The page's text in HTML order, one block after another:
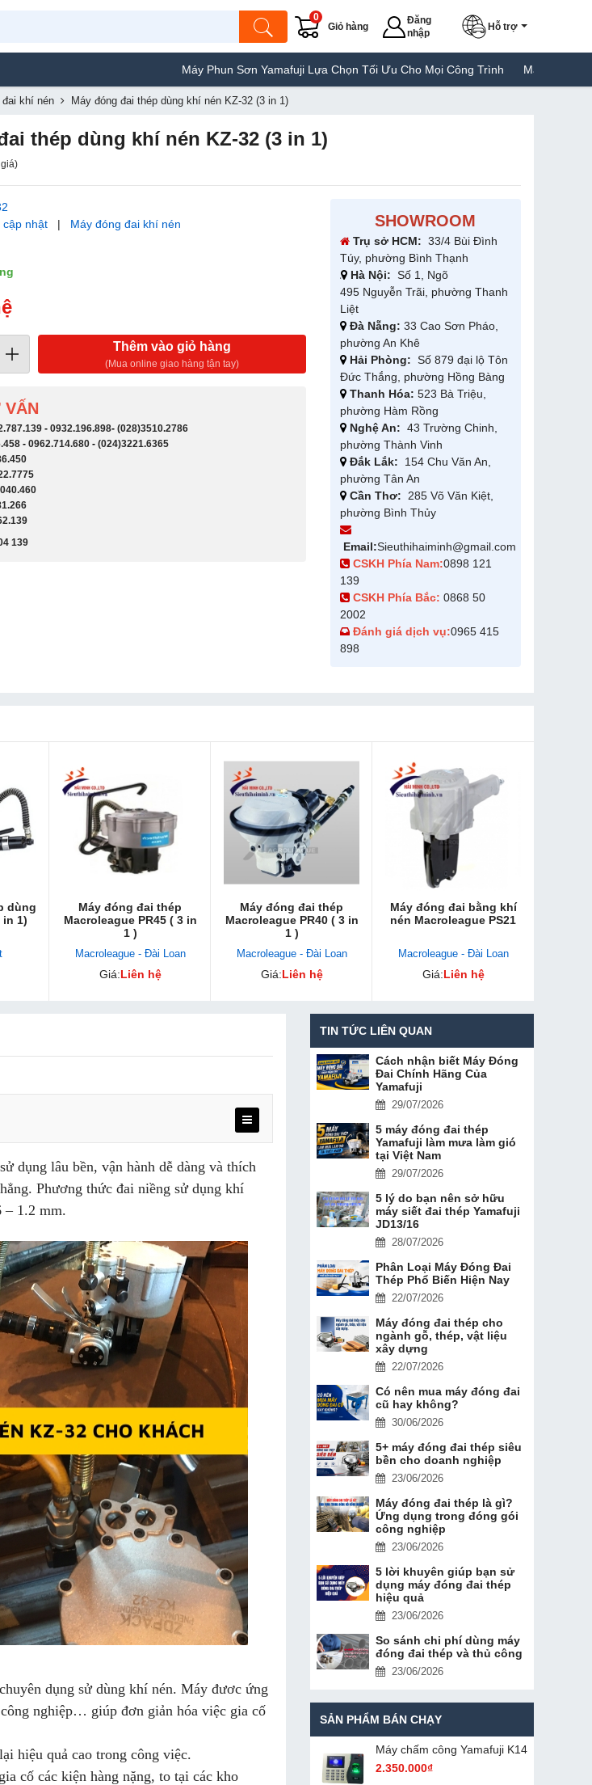
Giỏ hàng
0
Đăng
nhập
Hỗ trợ
Máy Phun Sơn Yamafuji Lựa Chọn Tối Ưu Cho Mọi Công Trình Máy Hàn Túi Yamafuji Lựa
đai khí nén Máy đóng đai thép dùng khí nén KZ-32 (3 in 1)
thép dùng khí nén KZ-32 (3 in 1)
nhật | Máy đóng đai khí nén
Thêm vào giỏ hàng
(Mua online giao hàng tận tay)
VẤN
-0932.196.898-(028)3510.2786
-0962.714.680 -(024)3221.6365
139​
SHOWROOM
Trụ sở HCM: 33/4 Bùi Đình
Túy, phường Bình Thạnh
Hà Nội: Số 1, Ngõ
495 Nguyễn Trãi, phường Thanh
Liệt
Đà Nẵng: 33 Cao Sơn Pháo,
phường An Khê
Hải Phòng: Số 879 đại lộ Tôn
Đức Thắng, phường Hồng Bàng
Thanh Hóa: 523 Bà Triệu,
phường Hàm Rồng
Nghệ An: 43 Trường Chinh,
phường Thành Vinh
Đắk Lắk: 154 Chu Văn An,
phường Tân An
Cần Thơ: 285 Võ Văn Kiệt,
phường Bình Thủy
Email:Sieuthihaiminh@gmail.com
CSKH Phía Nam:0898 121
139
CSKH Phía Bắc: 0868 50
2002
Đánh giá dịch vụ:0965 415
898
dùng
in 1)
Máy đóng đai thép
Macroleague PR45 ( 3 in
1 )
Macroleague - Đài Loan
Giá:Liên hệ
Máy đóng đai thép
Macroleague PR40 ( 3 in
1 )
Macroleague - Đài Loan
Giá:Liên hệ
Máy đóng đai bằng khí
nén Macroleague PS21
Macroleague - Đài Loan
Giá:Liên hệ
dụng lâu bền, vận hành dễ dàng và thích
Phương thức đai niềng sử dụng khí
– 1.2 mm.
dụng sử dùng khí nén. Máy đươc ứng
nghiệp… giúp đơn giản hóa việc gia cố
hiệu quả cao trong công việc.
cố các kiện hàng nặng, to tại các kho
TIN TỨC LIÊN QUAN
Cách nhận biết Máy Đóng
Đai Chính Hãng Của
Yamafuji
29/07/2026
5 máy đóng đai thép
Yamafuji làm mưa làm gió
tại Việt Nam
29/07/2026
5 lý do bạn nên sở hữu
máy siết đai thép Yamafuji
JD13/16
28/07/2026
Phân Loại Máy Đóng Đai
Thép Phổ Biến Hiện Nay
22/07/2026
Máy đóng đai thép cho
ngành gỗ, thép, vật liệu
xây dựng
22/07/2026
Có nên mua máy đóng đai
cũ hay không?
30/06/2026
5+ máy đóng đai thép siêu
bền cho doanh nghiệp
23/06/2026
Máy đóng đai thép là gì?
Ứng dụng trong đóng gói
công nghiệp
23/06/2026
5 lời khuyên giúp bạn sử
dụng máy đóng đai thép
hiệu quả
23/06/2026
So sánh chi phí dùng máy
đóng đai thép và thủ công
23/06/2026
SẢN PHẨM BÁN CHẠY
Máy chấm cô​ng Yamafuji K14
2.350.000₫